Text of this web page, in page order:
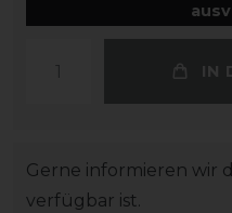
IN
Gerne informieren wir
verfügbar ist.